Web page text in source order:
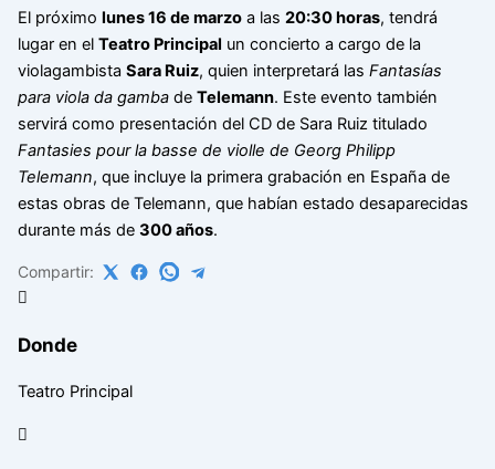
El próximo lunes 16 de marzoa las 20:30 horas, tendrá
lugar en el Teatro Principal un concierto a cargo de la
violagambista Sara Ruiz, quien interpretará las Fantasías
para viola da gambade Telemann. Este evento también
servirá como presentación del CD de Sara Ruiz titulado
Fantasies pour la basse de violle de Georg Philipp
Telemann, que incluye la primera grabación en España de
estas obras de Telemann, que habían estado desaparecidas
durante más de 300 años.
Compartir:
Donde
Teatro Principal